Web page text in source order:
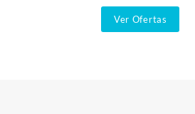
Ver Ofertas